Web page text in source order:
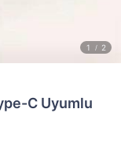
C Uyumlu